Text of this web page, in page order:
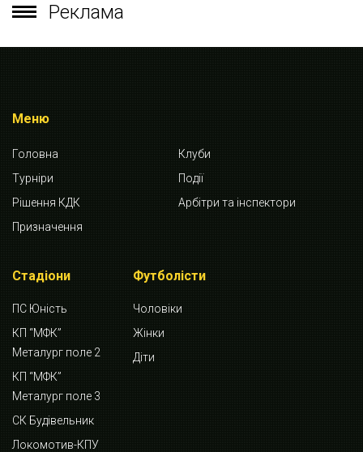
Реклама
Меню
Головна
Клуби
Турніри
Події
Рішення КДК
Арбітри та інспектори
Призначення
Стадіони
ПС Юність
КП “МФК”
Металург поле 2
КП “МФК”
Металург поле 3
СК Будівельник
Локомотив-КПУ
Футболісти
Чоловіки
Жінки
Діти